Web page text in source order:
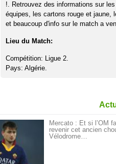
!. Retrouvez des informations sur
équipes, les cartons rouge et jaune,
et beaucoup d'info sur le match a
Lieu du Match:
Compétition: Ligue 2.
Pays: Algérie.
Mercato : Et si l’OM
revenir cet ancien
Vélodrome…